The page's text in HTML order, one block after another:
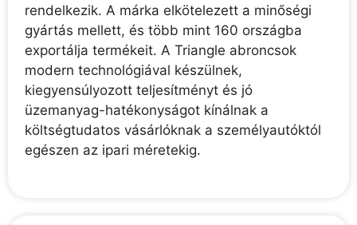
rendelkezik. A márka elkötelezett a minőségi
gyártás mellett, és több mint 160 országba
exportálja termékeit. A Triangle abroncsok
modern technológiával készülnek,
kiegyensúlyozott teljesítményt és jó
üzemanyag-hatékonyságot kínálnak a
költségtudatos vásárlóknak a személyautóktól
egészen az ipari méretekig.